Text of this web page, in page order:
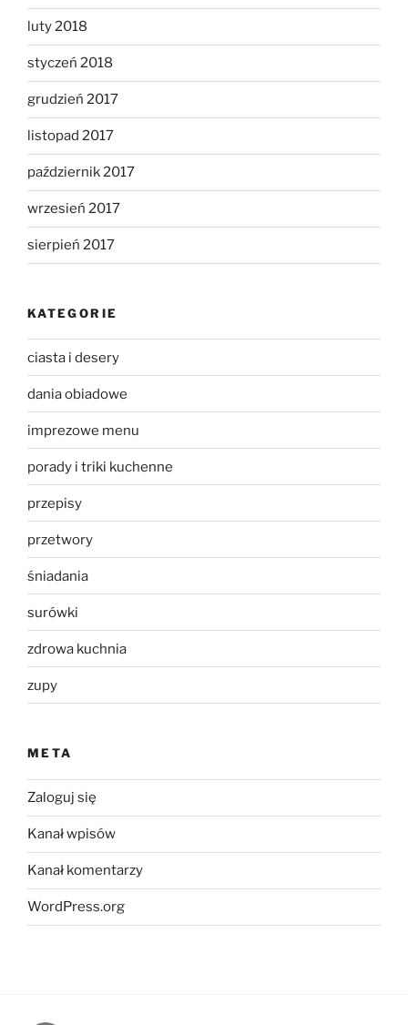
luty 2018
styczeń 2018
grudzień 2017
listopad 2017
październik 2017
wrzesień 2017
sierpień 2017
KATEGORIE
ciasta i desery
dania obiadowe
imprezowe menu
porady i triki kuchenne
przepisy
przetwory
śniadania
surówki
zdrowa kuchnia
zupy
META
Zaloguj się
Kanał wpisów
Kanał komentarzy
WordPress.org